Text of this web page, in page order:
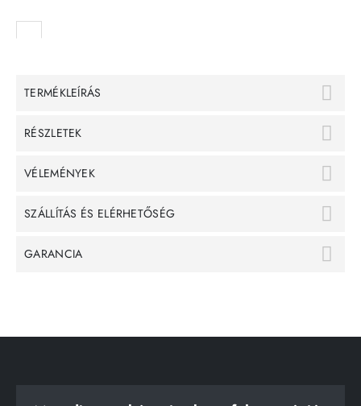
TERMÉKLEÍRÁS
RÉSZLETEK
VÉLEMÉNYEK
SZÁLLÍTÁS ÉS ELÉRHETŐSÉG
GARANCIA